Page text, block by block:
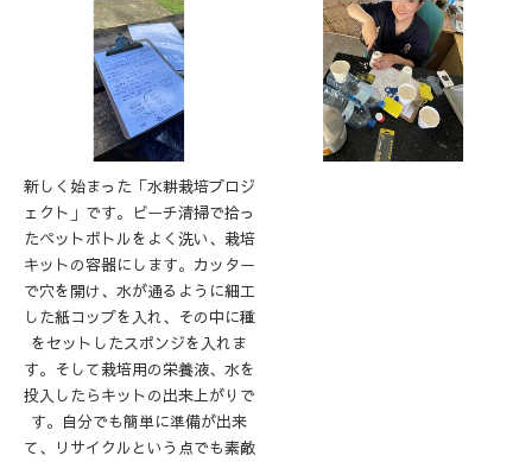
新しく始まった「水耕栽培プロジ
ェクト」です。ビーチ清掃で拾っ
たペットボトルをよく洗い、栽培
キットの容器にします。カッター
で穴を開け、水が通るように細工
した紙コップを入れ、その中に種
をセットしたスポンジを入れま
す。そして栽培用の栄養液、水を
投入したらキットの出来上がりで
す。自分でも簡単に準備が出来
て、リサイクルという点でも素敵